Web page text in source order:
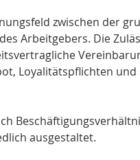
zwischen der
Arbeitgebers. Die
Loyalitätspflichten
ausgestaltet.